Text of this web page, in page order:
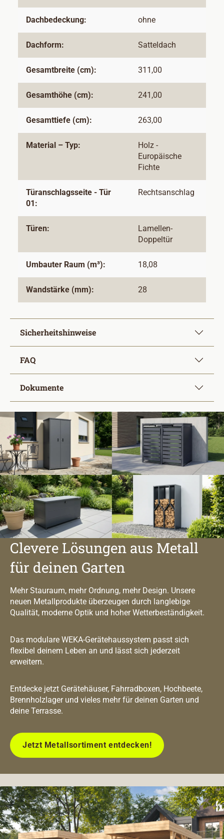
Dachbedeckung: ohne
Dachform: Satteldach
Gesamtbreite (cm): 311,00
Gesamthöhe (cm): 241,00
Gesamttiefe (cm): 263,00
Material – Typ:
Holz -
Europäische
Fichte
Türanschlagsseite - Tür
01:
Rechtsanschlag
Türen:
Lamellen-
Doppeltür
Umbauter Raum (m³): 18,08
Wandstärke (mm): 28
Sicherheitshinweise
FAQ
Dokumente
Clevere Lösungen aus Metall
für deinen Garten
Mehr Stauraum, mehr Ordnung, mehr Design. Unsere
neuen Metallprodukte überzeugen durch langlebige
Qualität, moderne Optik und hoher Wetterbeständigkeit.
Das modulare WEKA-Gerätehaussystem passt sich
flexibel deinem Leben an und lässt sich jederzeit
erweitern.
Entdecke jetzt Gerätehäuser, Fahrradboxen, Hochbeete,
Brennholzlager und vieles mehr für deinen Garten und
deine Terrasse.
Jetzt Metallsortiment entdecken!